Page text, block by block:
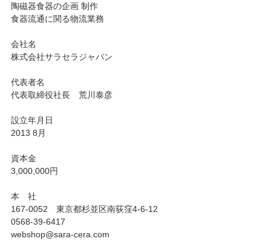
陶磁器食器の企画 制作
食器流通に関る物流業務
会社名
株式会社サラセラジャパン
代表者名
代表取締役社長 荒川泰彦
設立年月日
2013 8月
資本金
3,000,000円
本 社
167-0052 東京都杉並区南荻窪4-6-12
0568-39-6417
webshop@sara-cera.com